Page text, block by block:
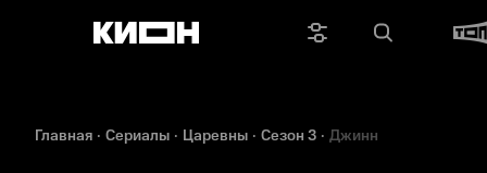
Главная Сериалы Царевны Сезон 3 Джинн